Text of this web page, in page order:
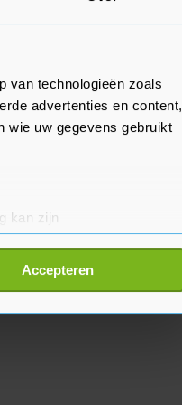
van technologieën zoals
advertenties en content,
wie uw gegevens gebruikt
kan zijn
detailgedeelte
Accepteren